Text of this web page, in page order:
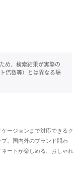
め、検索結果が実際の
倍数等）とは異なる場
ージョンまで対応できるク
。国内外のブランド問わ
ートが楽しめる、おしゃれ